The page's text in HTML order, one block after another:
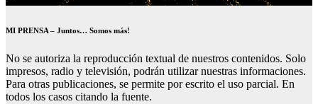
MI PRENSA – Juntos… Somos más!
No se autoriza la reproducción textual de nuestros contenidos. Solo
impresos, radio y televisión, podrán utilizar nuestras informaciones.
Para otras publicaciones, se permite por escrito el uso parcial. En
todos los casos citando la fuente.